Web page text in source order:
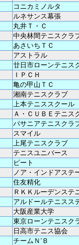
コニカミノルタ
ルネサンス幕張
丸井Ｔ・Ｃ
中央林間テニスクラ
あさいちＴＣ
アストラル
廿日市ローンテニス
ＩＰＣＨ
亀の甲山ＴＣ
湘南テニスクラブ
上本テニススクール
Ａ・ＣＵＢＥテニス
パサニアテニスクラ
スマイル
上尾テニスクラブ
テニスユニバース
ビート
ノア・インドアステ
住友精化
ＲＫＫルーデンステ
アルドールテニスス
大阪産業大学
東京ローンテニスク
日高市テニス協会
チームＮ’Ｂ